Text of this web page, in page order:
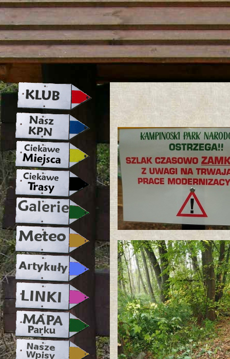
strona w naprawie zapraszamy